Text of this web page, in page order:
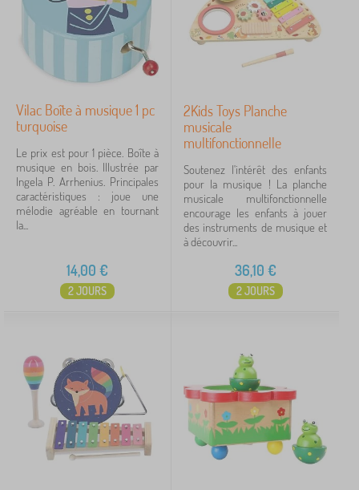
Vilac Boîte à musique 1 pc
turquoise
Le prix est pour 1 pièce. Boîte à
musique en bois. Illustrée par
Ingela P. Arrhenius. Principales
caractéristiques : joue une
mélodie agréable en tournant
la...
14,00 €
2 JOURS
2Kids Toys Planche
musicale
multifonctionnelle
Soutenez l'intérêt des enfants
pour la musique ! La planche
musicale multifonctionnelle
encourage les enfants à jouer
des instruments de musique et
à découvrir...
36,10 €
2 JOURS